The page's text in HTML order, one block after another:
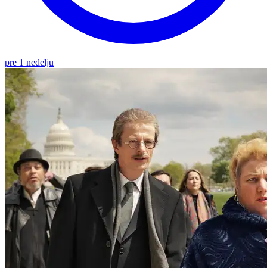
pre 1 nedelju